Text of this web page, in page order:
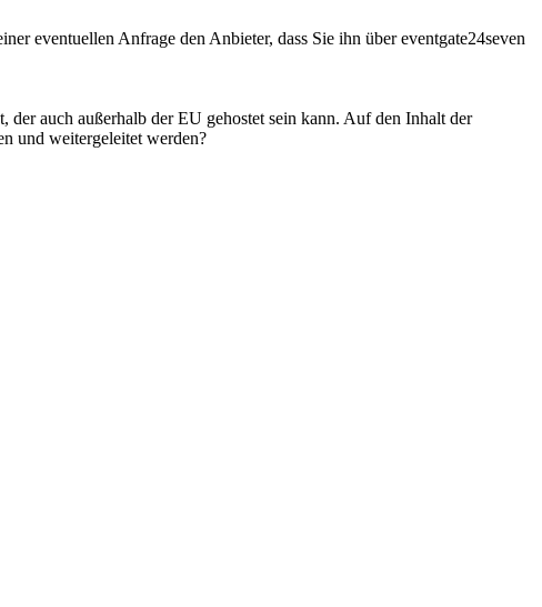
eventuellen Anfrage den Anbieter, dass Sie ihn über eventgate24seven
der auch außerhalb der EU gehostet sein kann. Auf den Inhalt der
und weitergeleitet werden?